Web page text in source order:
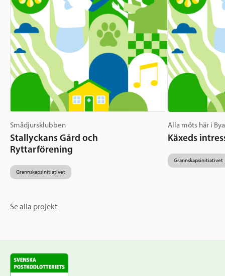
Smådjursklubben
Stallyckans Gård och
Ryttarförening
Grannskapsinitiativet
Alla möts här i
Käxeds
Grannskapsinitiativet
Se alla projekt